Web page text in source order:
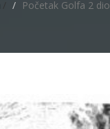
Početak Golfa 2 dio